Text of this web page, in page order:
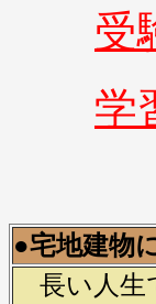
受
学
●宅地建物
長い人生